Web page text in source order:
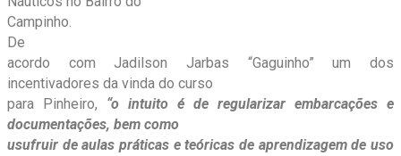
Campinho.
De
acordo com Jadilson Jarbas “Gaguinho” um dos
incentivadores da vinda do curso
para Pinheiro, “o intuito é de regularizar embarcações e
documentações, bem como
usufruir de aulas práticas e teóricas de aprendizagem de uso